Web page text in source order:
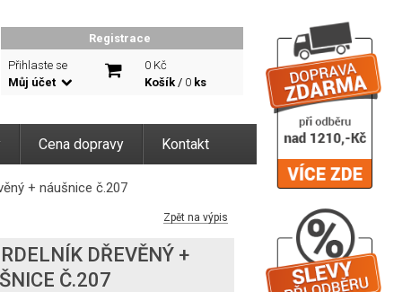
Registrace
Přihlaste se
Můj účet
0 Kč
Košík/ 0 ks
Cena dopravy Kontakt
+ náušnice č.207
Zpět na výpis
DŘEVĚNÝ +
Č.207